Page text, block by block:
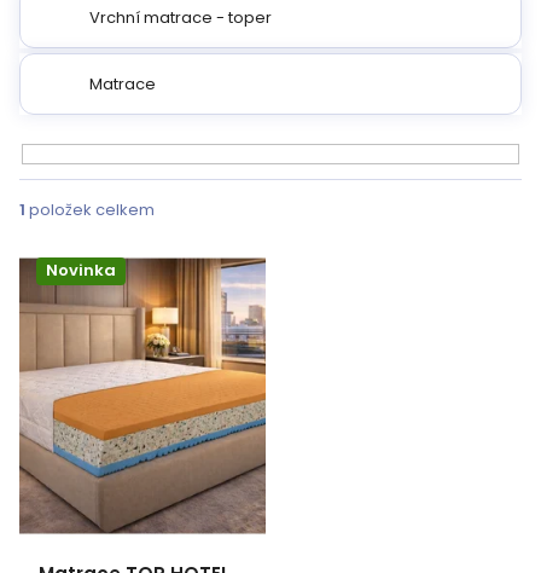
Vrchní matrace - toper
Matrace
1 položek celkem
V
ý
s
r
o
d
u
Novinka